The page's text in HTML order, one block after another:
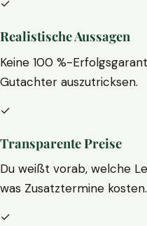
✓
Realistische Aussagen
Keine 100 %-
Gutachter auszutricksen.
✓
Transparente Preise
Du weißt vorab, welche
was Zusatztermine kosten.
✓